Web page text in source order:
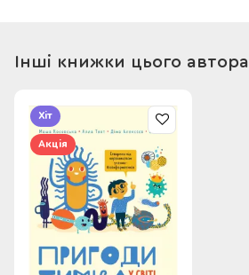
Інші книжки цього автора
Хіт
Акція